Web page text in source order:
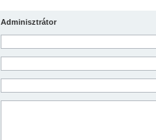
Adminisztrátor